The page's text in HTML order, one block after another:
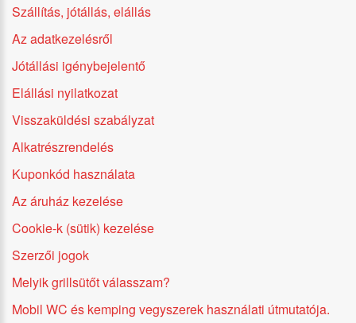
Szállítás, jótállás, elállás
Az adatkezelésről
Jótállási igénybejelentő
Elállási nyilatkozat
Visszaküldési szabályzat
Alkatrészrendelés
Kuponkód használata
Az áruház kezelése
Cookie-k (sütik) kezelése
Szerzői jogok
Melyik grillsütőt válasszam?
Mobil WC és kemping vegyszerek használati útmutatója.